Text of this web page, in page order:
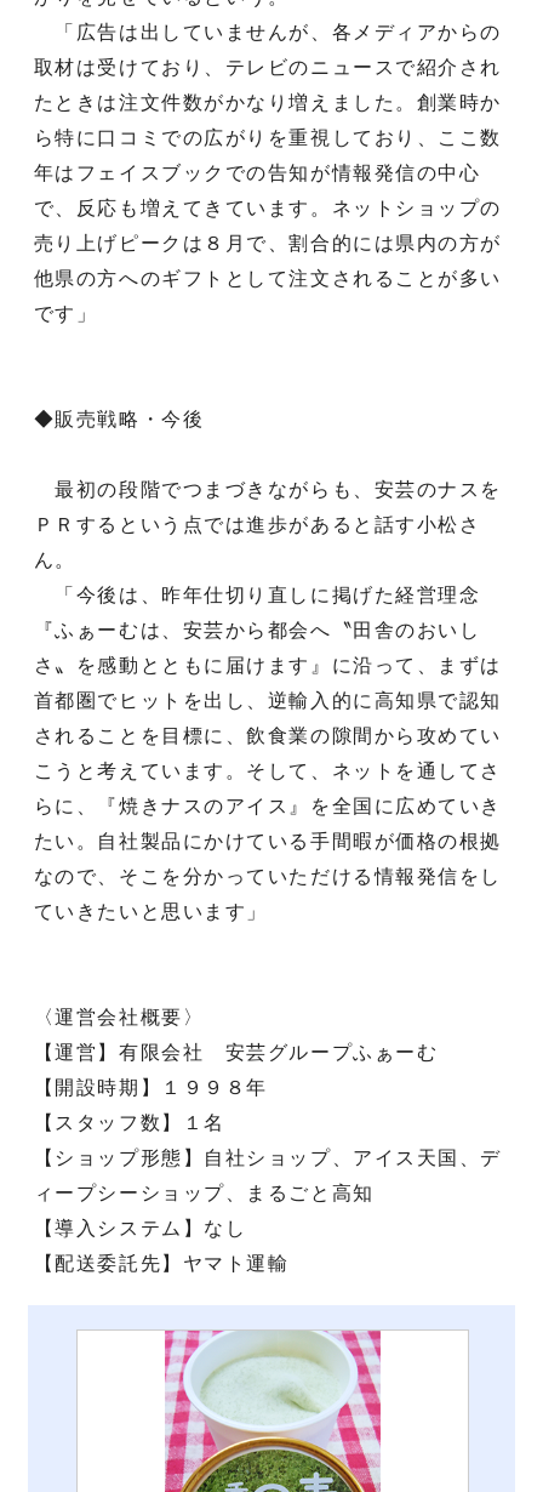
「広告は出していませんが、各メディアからの
取材は受けており、テレビのニュースで紹介され
たときは注文件数がかなり増えました。創業時か
ら特に口コミでの広がりを重視しており、ここ数
年はフェイスブックでの告知が情報発信の中心
で、反応も増えてきています。ネットショップの
売り上げピークは８月で、割合的には県内の方が
他県の方へのギフトとして注文されることが多い
です」
◆販売戦略・今後
最初の段階でつまづきながらも、安芸のナスを
ＰＲするという点では進歩があると話す小松さ
ん。
「今後は、昨年仕切り直しに掲げた経営理念
『ふぁーむは、安芸から都会へ〝田舎のおいし
さ〟を感動とともに届けます』に沿って、まずは
首都圏でヒットを出し、逆輸入的に高知県で認知
されることを目標に、飲食業の隙間から攻めてい
こうと考えています。そして、ネットを通してさ
らに、『焼きナスのアイス』を全国に広めていき
たい。自社製品にかけている手間暇が価格の根拠
なので、そこを分かっていただける情報発信をし
ていきたいと思います」
〈運営会社概要〉
【運営】有限会社 安芸グループふぁーむ
【開設時期】１９９８年
【スタッフ数】１名
【ショップ形態】自社ショップ、アイス天国、デ
ィープシーショップ、まるごと高知
【導入システム】なし
【配送委託先】ヤマト運輸